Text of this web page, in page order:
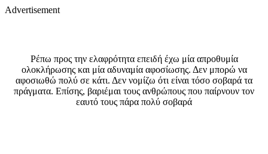
Advertisement
Ρέπω προς την ελαφρότητα επειδή έχω μία απροθυμία
ολοκλήρωσης και μία αδυναμία αφοσίωσης. Δεν μπορώ να
αφοσιωθώ πολύ σε κάτι. Δεν νομίζω ότι είναι τόσο σοβαρά τα
πράγματα. Επίσης, βαριέμαι τους ανθρώπους που παίρνουν τον
εαυτό τους πάρα πολύ σοβαρά